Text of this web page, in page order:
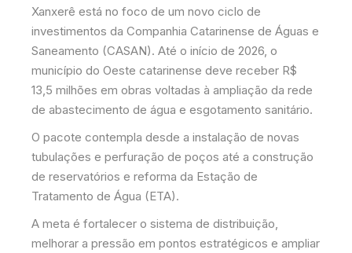
Xanxerê está no foco de um novo ciclo de
investimentos da Companhia Catarinense de Águas e
Saneamento (CASAN). Até o início de 2026, o
município do Oeste catarinense deve receber R$
13,5 milhões em obras voltadas à ampliação da rede
de abastecimento de água e esgotamento sanitário.
O pacote contempla desde a instalação de novas
tubulações e perfuração de poços até a construção
de reservatórios e reforma da Estação de
Tratamento de Água (ETA).
A meta é fortalecer o sistema de distribuição,
melhorar a pressão em pontos estratégicos e ampliar